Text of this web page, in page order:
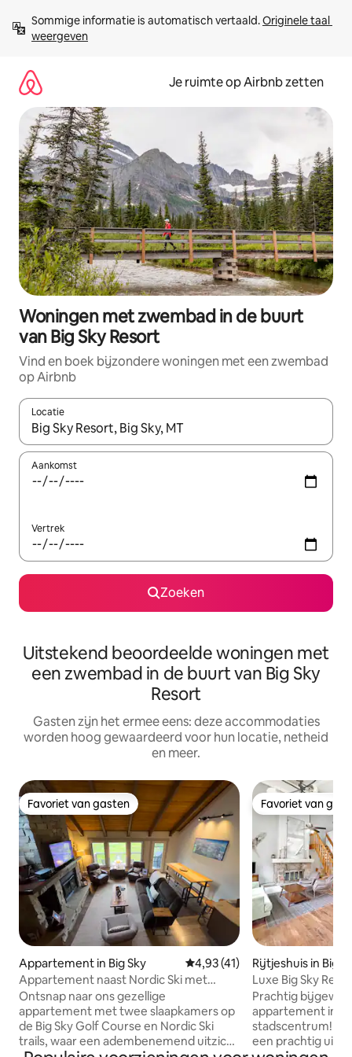
direct
naar
Sommige informatie is automatisch vertaald. Originele taal
weergeven
Je ruimte op Airbnb zetten
Woningen met zwembad in de buurt
van Big Sky Resort
Vind en boek bijzondere woningen met een zwembad
op Airbnb
Locatie
Wanneer er suggesties beschikbaar zijn, maak je een keuze
Aankomst
Vertrek
Zoeken
Uitstekend beoordeelde woningen met
een zwembad in de buurt van Big Sky
Resort
Gasten zijn het ermee eens: deze accommodaties
worden hoog gewaardeerd voor hun locatie, netheid
en meer.
Favoriet van gasten
Favoriet van gasten
Appartement in Big Sky Gemiddelde beoordeling van
4,93 (41)
Appartement naast Nordic Ski met
panoramisch balkon, jacuzzi
Ontsnap naar ons gezellige
appartement met twee slaapkamers op
de Big Sky Golf Course en Nordic Ski
trails, waar een adembenemend uitzicht
Favoriet van
Favoriet van
Rijtjeshuis in Big
Luxe Big Sky
het stadscentrum
Prachtig
appartement in
stadscentrum!
een prachtig